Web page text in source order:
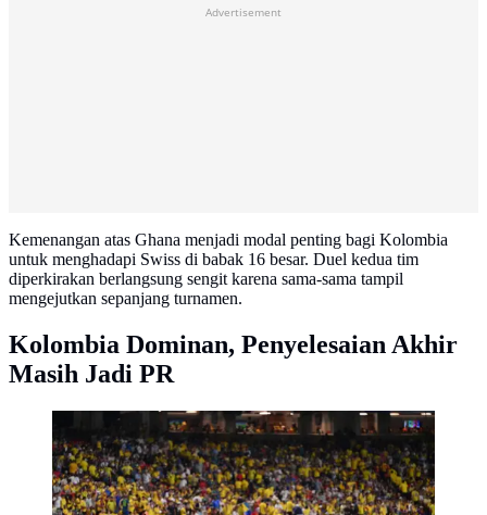
Advertisement
Kemenangan atas Ghana menjadi modal penting bagi Kolombia
untuk menghadapi Swiss di babak 16 besar. Duel kedua tim
diperkirakan berlangsung sengit karena sama-sama tampil
mengejutkan sepanjang turnamen.
Kolombia Dominan, Penyelesaian Akhir
Masih Jadi PR
Para pemain berkumpul saat istirahat minum (jeda
hidrasi) dalam pertandingan babak 32 besar Piala Dunia
2026 antara Kolombia dan Ghana di Stadion Kansas
City pada 4 Juli 2026 di Kansas City, Missouri. (David
Ramos/Getty Images via AFP)